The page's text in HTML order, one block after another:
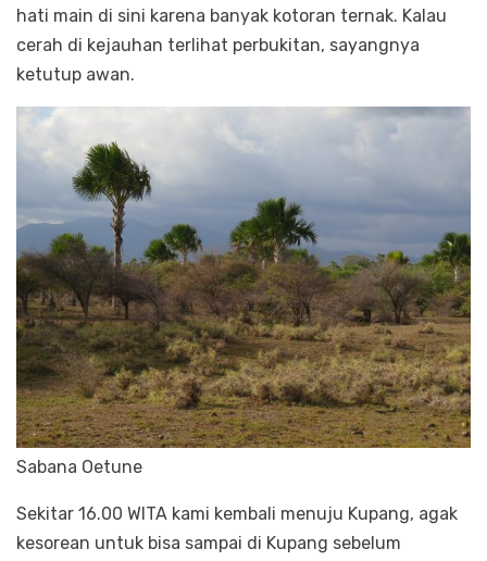
hati main di sini karena banyak kotoran ternak. Kalau
cerah di kejauhan terlihat perbukitan, sayangnya
ketutup awan.
Sabana Oetune
Sekitar 16.00 WITA kami kembali menuju Kupang, agak
kesorean untuk bisa sampai di Kupang sebelum